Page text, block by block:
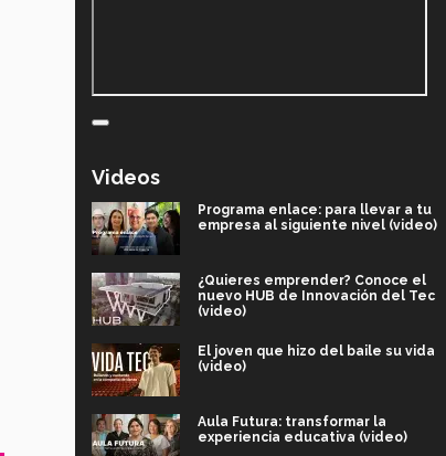
Videos
Programa enlace: para llevar a tu
empresa al siguiente nivel (video)
¿Quieres emprender? Conoce el
nuevo HUB de Innovación del Tec
(video)
El joven que hizo del baile su vida
(video)
Aula Futura: transformar la
experiencia educativa (video)